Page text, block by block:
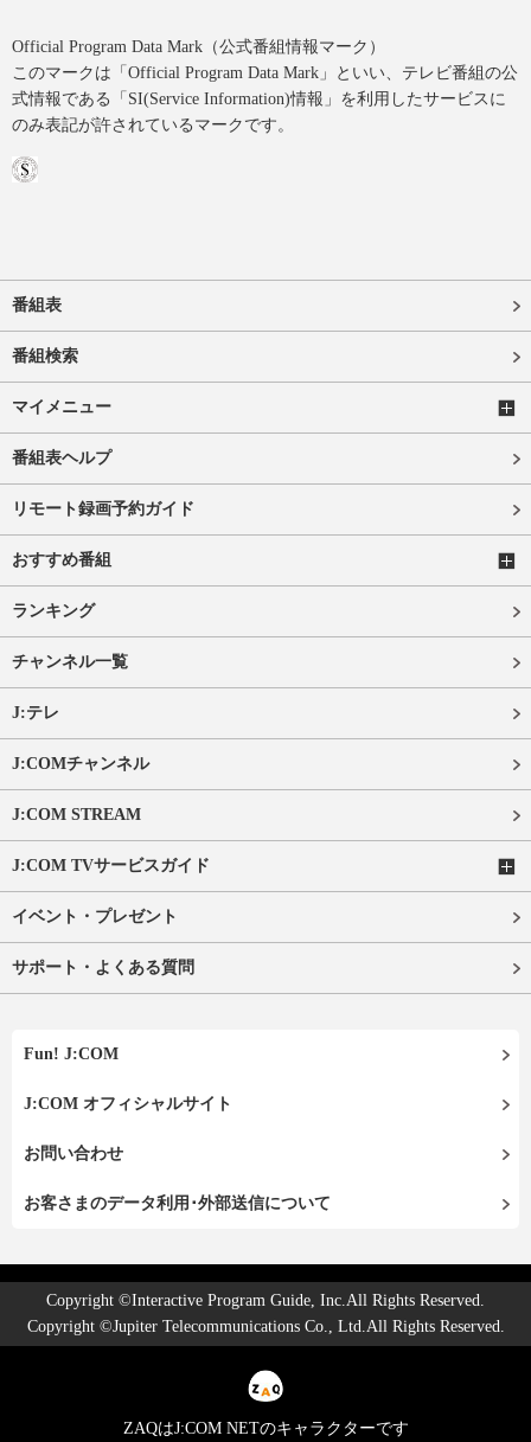
Official Program Data Mark（公式番組情報マーク）
このマークは「Official Program Data Mark」といい、テレビ番組の公
式情報である「SI(Service Information)情報」を利用したサービスに
のみ表記が許されているマークです。
番組表
番組検索
マイメニュー
番組表ヘルプ
リモート録画予約ガイド
おすすめ番組
ランキング
チャンネル一覧
J:テレ
J:COMチャンネル
J:COM STREAM
J:COM TVサービスガイド
イベント・プレゼント
サポート・よくある質問
Fun! J:COM
J:COM オフィシャルサイト
お問い合わせ
お客さまのデータ利用･外部送信について
Copyright ©Interactive Program Guide, Inc.All Rights Reserved.
Copyright ©Jupiter Telecommunications Co., Ltd.All Rights Reserved.
ZAQはJ:COM NETのキャラクターです